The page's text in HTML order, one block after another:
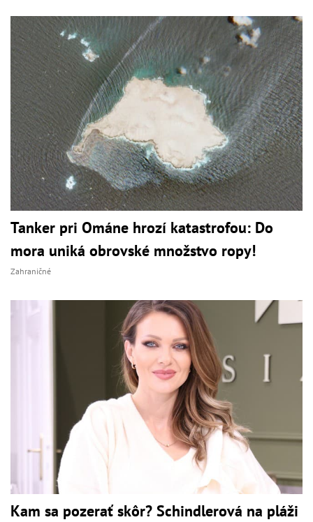
Tanker pri Ománe hrozí katastrofou: Do
mora uniká obrovské množstvo ropy!
Zahraničné
Kam sa pozerať skôr? Schindlerová na pláži